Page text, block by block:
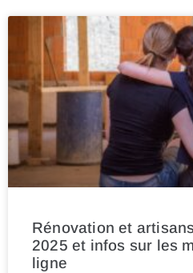
Rénovation et
2025 et infos sur les
ligne